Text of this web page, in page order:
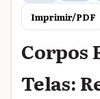
Imprimir/PDF
Corpos
Telas: